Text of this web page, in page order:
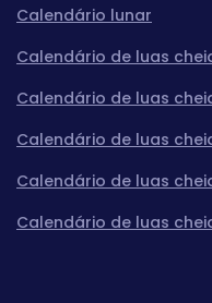
Calendário lunar
Calendário de luas
Calendário de luas
Calendário de luas
Calendário de luas
Calendário de luas